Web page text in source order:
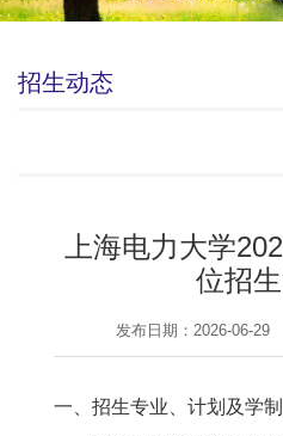
招生动态
上海电力大学
位招
发布日期：2026-06-29
一、招生专业、计划及学制